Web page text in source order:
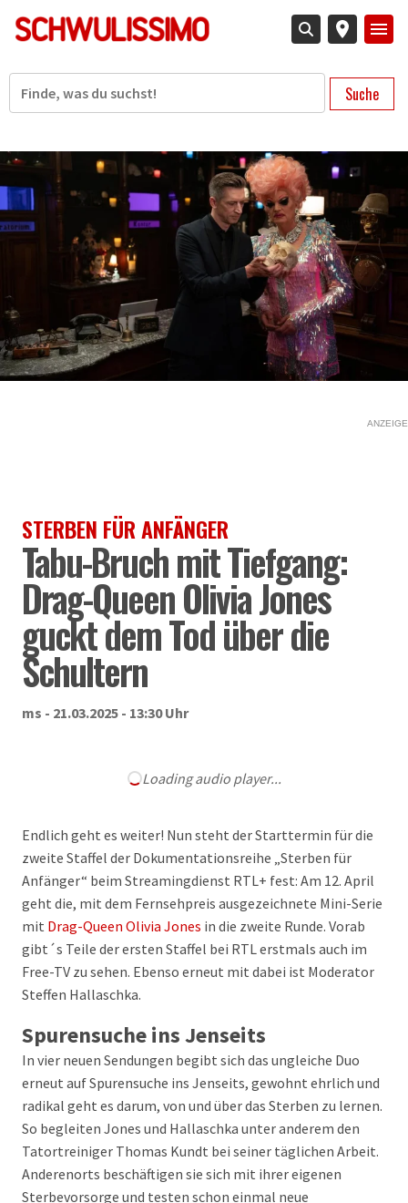
zum
Inhalt
Suche
ANZEIGE
STERBEN FÜR ANFÄNGER
Tabu-Bruch mit Tiefgang:
Drag-Queen Olivia Jones
guckt dem Tod über die
Schultern
ms - 21.03.2025 - 13:30 Uhr
Loading audio player...
Endlich geht es weiter! Nun steht der Starttermin für die
zweite Staffel der Dokumentationsreihe „Sterben für
Anfänger“ beim Streamingdienst RTL+ fest: Am 12. April
geht die, mit dem Fernsehpreis ausgezeichnete Mini-Serie
mit Drag-Queen Olivia Jones in die zweite Runde. Vorab
gibt´s Teile der ersten Staffel bei RTL erstmals auch im
Free-TV zu sehen. Ebenso erneut mit dabei ist Moderator
Steffen Hallaschka.
Spurensuche ins Jenseits
In vier neuen Sendungen begibt sich das ungleiche Duo
erneut auf Spurensuche ins Jenseits, gewohnt ehrlich und
radikal geht es darum, von und über das Sterben zu lernen.
So begleiten Jones und Hallaschka unter anderem den
Tatortreiniger Thomas Kundt bei seiner täglichen Arbeit.
Anderenorts beschäftigen sie sich mit ihrer eigenen
Sterbevorsorge und testen schon einmal neue